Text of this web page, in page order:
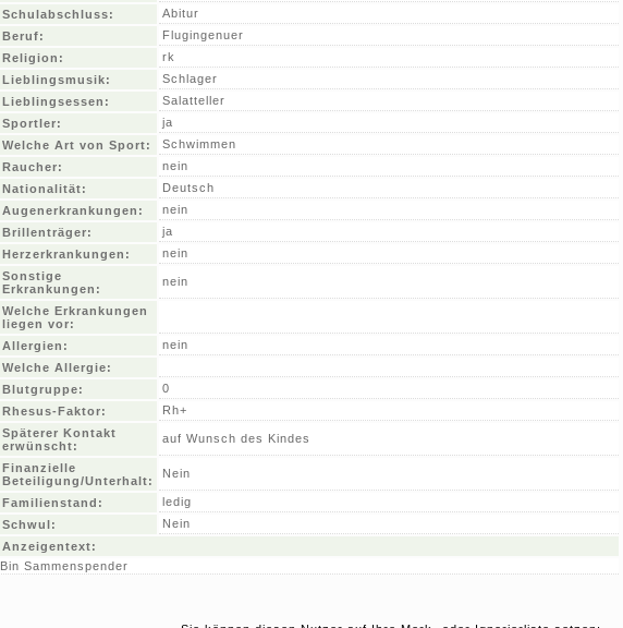
Schulabschluss:
Abitur
Beruf:
Flugingenuer
Religion:
rk
Lieblingsmusik:
Schlager
Lieblingsessen:
Salatteller
Sportler:
ja
Welche Art von Sport:
Schwimmen
Raucher:
nein
Nationalität:
Deutsch
Augenerkrankungen:
nein
Brillenträger:
ja
Herzerkrankungen:
nein
Sonstige
Erkrankungen:
nein
Welche Erkrankungen
liegen vor:
Allergien:
nein
Welche Allergie:
Blutgruppe:
0
Rhesus-Faktor:
Rh+
Späterer Kontakt
erwünscht:
auf Wunsch des Kindes
Finanzielle
Beteiligung/Unterhalt:
Nein
Familienstand:
ledig
Schwul:
Nein
Anzeigentext:
Bin Sammenspender